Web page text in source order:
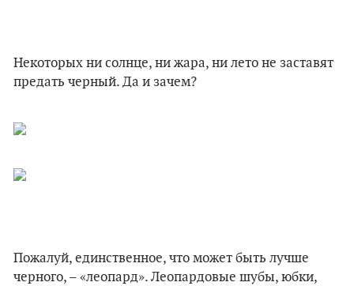
Некоторых ни солнце, ни жара, ни лето не заставят
предать черный. Да и зачем?
Пожалуй, единственное, что может быть лучше
черного, – «леопард». Леопардовые шубы, юбки,